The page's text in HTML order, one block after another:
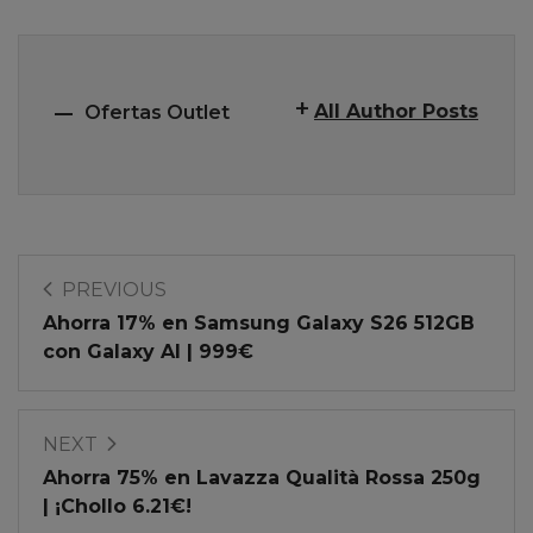
Ofertas Outlet All Author Posts
PREVIOUS
Ahorra 17% en Samsung Galaxy S26 512GB
con Galaxy AI | 999€
NEXT
Ahorra 75% en Lavazza Qualità Rossa 250g
| ¡Chollo 6.21€!